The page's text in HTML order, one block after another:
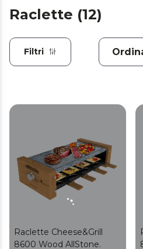
Raclette (12)
Filtri
Raclette Cheese&Grill
8600 Wood AllStone.